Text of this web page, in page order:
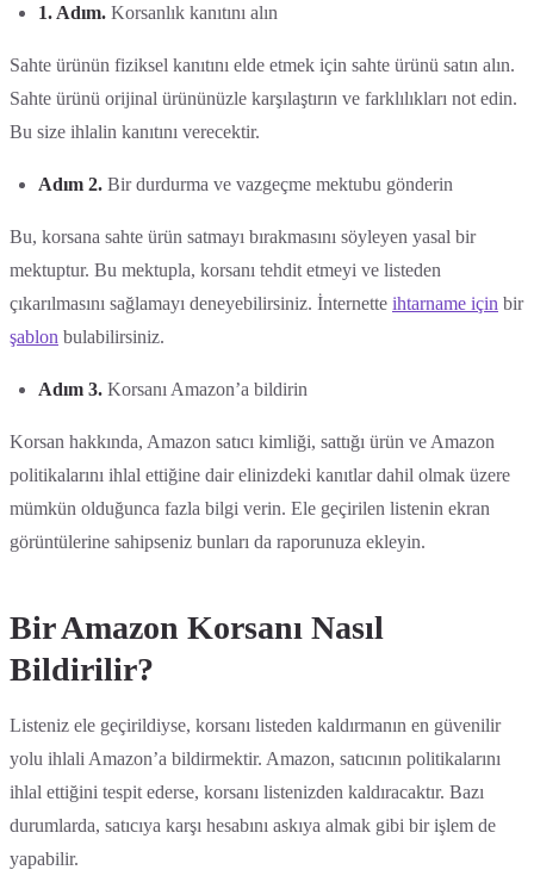
1. Adım. Korsanlık kanıtını alın
Sahte ürünün fiziksel kanıtını elde etmek için sahte ürünü satın alın.
Sahte ürünü orijinal ürününüzle karşılaştırın ve farklılıkları not edin.
Bu size ihlalin kanıtını verecektir.
Adım 2. Bir durdurma ve vazgeçme mektubu gönderin
Bu, korsana sahte ürün satmayı bırakmasını söyleyen yasal bir
mektuptur. Bu mektupla, korsanı tehdit etmeyi ve listeden
çıkarılmasını sağlamayı deneyebilirsiniz. İnternette ihtarname için bir
şablon bulabilirsiniz.
Adım 3. Korsanı Amazon’a bildirin
Korsan hakkında, Amazon satıcı kimliği, sattığı ürün ve Amazon
politikalarını ihlal ettiğine dair elinizdeki kanıtlar dahil olmak üzere
mümkün olduğunca fazla bilgi verin. Ele geçirilen listenin ekran
görüntülerine sahipseniz bunları da raporunuza ekleyin.
Bir Amazon Korsanı Nasıl
Bildirilir?
Listeniz ele geçirildiyse, korsanı listeden kaldırmanın en güvenilir
yolu ihlali Amazon’a bildirmektir. Amazon, satıcının politikalarını
ihlal ettiğini tespit ederse, korsanı listenizden kaldıracaktır. Bazı
durumlarda, satıcıya karşı hesabını askıya almak gibi bir işlem de
yapabilir.